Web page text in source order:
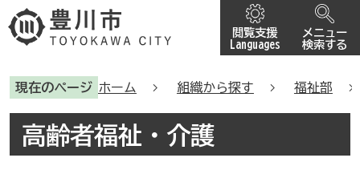
閲覧支援
Languages
メニュー
検索する
現在のページ ホーム 組織から探す 福祉部
高齢者福祉・介護